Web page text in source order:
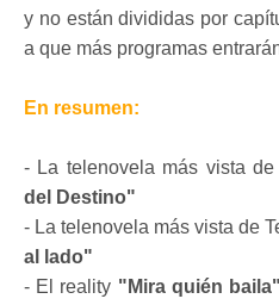
y no están divididas por
a que más programas
En resumen:
- La telenovela más vista
del Destino"
- La telenovela más vista de
al lado"
- El reality "Mira quién baila"